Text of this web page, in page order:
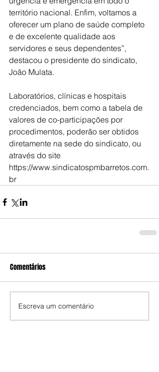
território nacional. Enfim, voltamos a
oferecer um plano de saúde completo
e de excelente qualidade aos
servidores e seus dependentes”,
destacou o presidente do sindicato,
João Mulata.
Laboratórios, clínicas e hospitais
credenciados, bem como a tabela de
valores de co-participações por
procedimentos, poderão ser obtidos
diretamente na sede do sindicato, ou
através do site
https://www.sindicatospmbarretos.com.
br
Comentários
Escreva um comentário